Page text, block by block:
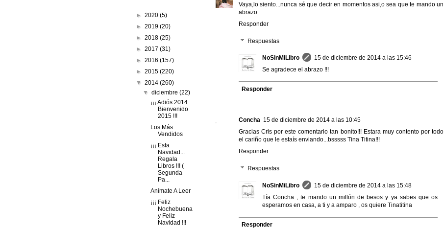
Vaya,lo siento...nunca sé que decir en momentos asi,o sea que te mando un
abrazo
Responder
Respuestas
NoSinMiLibro
15 de diciembre de 2014 a las 15:46
Se agradece el abrazo !!!
Responder
Concha 15 de diciembre de 2014 a las 10:45
Gracias Cris por este comentario tan boníto!!! Estara muy contento por todo
el cariño que le estaís enviando...bsssss Tina Titina!!!
Responder
Respuestas
NoSinMiLibro
15 de diciembre de 2014 a las 15:48
Tía Concha , te mando un millón de besos y ya sabes que os
esperamos en casa, a ti y a amparo , os quiere Tinatitina
Responder
► 2020 (5)
► 2019 (20)
► 2018 (25)
► 2017 (31)
► 2016 (157)
► 2015 (220)
▼ 2014 (260)
▼diciembre(22)
¡¡¡ Adiós 2014...
Bienvenido
2015 !!!
Los Más
Vendidos
¡¡¡ Esta
Navidad...
Regala
Libros !!! (
Segunda
Pa...
Anímate A Leer
¡¡¡ Feliz
Nochebuena
y Feliz
Navidad !!!